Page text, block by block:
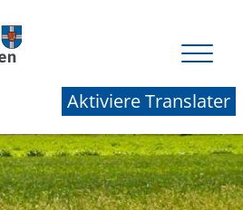
Aktiviere Translater